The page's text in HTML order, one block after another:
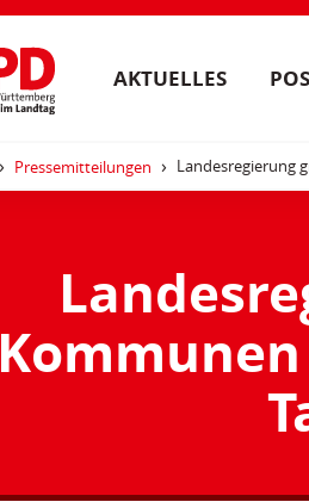
AKTUELLES
Pressemitteilungen Landesregierung